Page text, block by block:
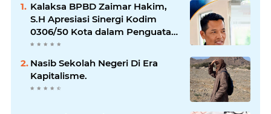
Kalaksa BPBD Zaimar Hakim,
S.H Apresiasi Sinergi Kodim
0306/50 Kota dalam Penguatan
Mitigasi dan Penanganan
Bencana
Nasib Sekolah Negeri Di Era
Kapitalisme.